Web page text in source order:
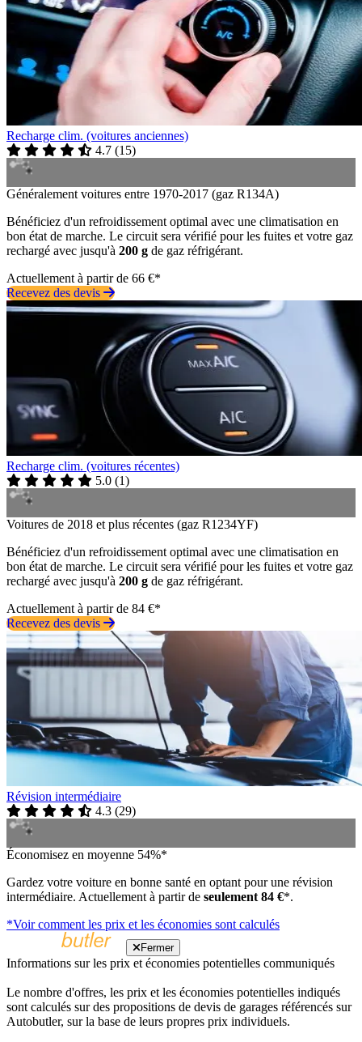
Recharge clim. (voitures anciennes)
4.7 (15)
Généralement voitures entre 1970-2017 (gaz R134A)
Bénéficiez d'un refroidissement optimal avec une climatisation en
bon état de marche. Le circuit sera vérifié pour les fuites et votre gaz
rechargé avec jusqu'à 200 g de gaz réfrigérant.
Actuellement à partir de 66 €*
Recevez des devis
Recharge clim. (voitures récentes)
5.0 (1)
Voitures de 2018 et plus récentes (gaz R1234YF)
Bénéficiez d'un refroidissement optimal avec une climatisation en
bon état de marche. Le circuit sera vérifié pour les fuites et votre gaz
rechargé avec jusqu'à 200 g de gaz réfrigérant.
Actuellement à partir de 84 €*
Recevez des devis
Révision intermédiaire
4.3 (29)
Économisez en moyenne 54%*
Gardez votre voiture en bonne santé en optant pour une révision
intermédiaire. Actuellement à partir de seulement 84 €*.
*Voir comment les prix et les économies sont calculés
Fermer
Informations sur les prix et économies potentielles communiqués
Le nombre d'offres, les prix et les économies potentielles indiqués
sont calculés sur des propositions de devis de garages référencés sur
Autobutler, sur la base de leurs propres prix individuels.